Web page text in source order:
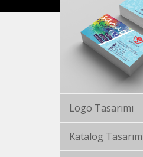
Logo Tasarımı
Katalog